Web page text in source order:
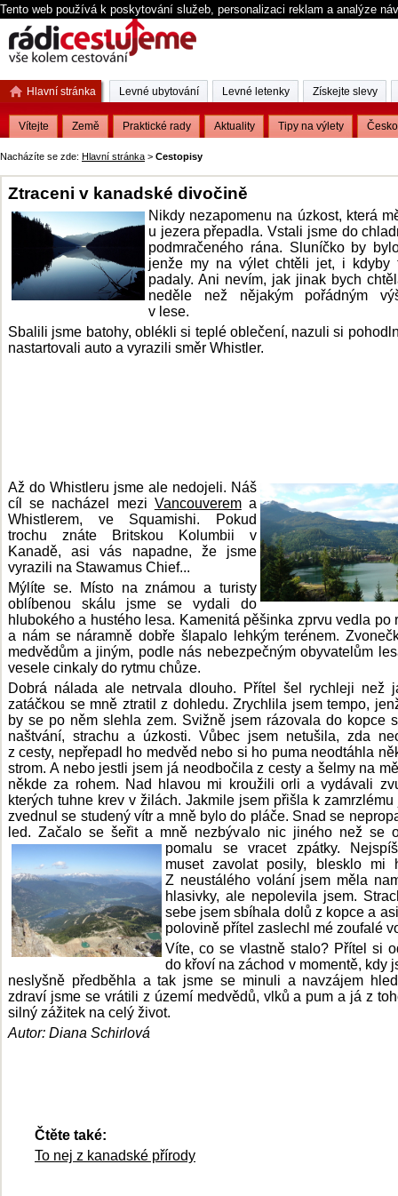
Tento web používá k poskytování služeb, personalizaci reklam a analýze
Nacházíte se zde: Hlavní stránka > Cestopisy
Ztraceni v kanadské divočině
Nikdy nezapomenu na úzkost, která
u jezera přepadla. Vstali jsme do
podmračeného rána. Sluníčko by
jenže my na výlet chtěli jet, i kdyby
padaly. Ani nevím, jak jinak bych
neděle než nějakým pořádným
v lese.
Sbalili jsme batohy, oblékli si teplé oblečení, nazuli si
nastartovali auto a vyrazili směr Whistler.
Až do Whistleru jsme ale nedojeli. Náš
cíl se nacházel mezi Vancouverema
Whistlerem, ve Squamishi. Pokud
trochu znáte Britskou Kolumbii v
Kanadě, asi vás napadne, že jsme
vyrazili na Stawamus Chief...
Mýlíte se. Místo na známou a turisty
oblíbenou skálu jsme se vydali do
hlubokého a hustého lesa. Kamenitá pěšinka zprvu vedla po
a nám se náramně dobře šlapalo lehkým terénem.
medvědům a jiným, podle nás nebezpečným obyvatelům
vesele cinkaly do rytmu chůze.
Dobrá nálada ale netrvala dlouho. Přítel šel rychleji než
zatáčkou se mně ztratil z dohledu. Zrychlila jsem tempo,
by se po něm slehla zem. Svižně jsem rázovala do kopce
naštvání, strachu a úzkosti. Vůbec jsem netušila, zda
z cesty, nepřepadl ho medvěd nebo si ho puma neodtáhla
strom. A nebo jestli jsem já neodbočila z cesty a šelmy na
někde za rohem. Nad hlavou mi kroužili orli a vydávali
kterých tuhne krev v žilách. Jakmile jsem přišla k zamrzlému
zvednul se studený vítr a mně bylo do pláče. Snad se
led. Začalo se šeřit a mně nezbývalo nic jiného než se
pomalu se vracet zpátky.
muset zavolat posily, blesklo mi
Z neustálého volání jsem měla
hlasivky, ale nepolevila jsem.
sebe jsem sbíhala dolů z kopce a
polovině přítel zaslechl mé zoufalé
Víte, co se vlastně stalo? Přítel si
do křoví na záchod v momentě, kdy
neslyšně předběhla a tak jsme se minuli a navzájem
zdraví jsme se vrátili z území medvědů, vlků a pum a já z
silný zážitek na celý život.
Autor: Diana Schirlová
Čtěte také:
To nej z kanadské přírody
Hlavní stránka
Vítejte Země Praktické rady Aktuality Tipy na výlety Česko
Levné ubytování Levné letenky Získejte slevy